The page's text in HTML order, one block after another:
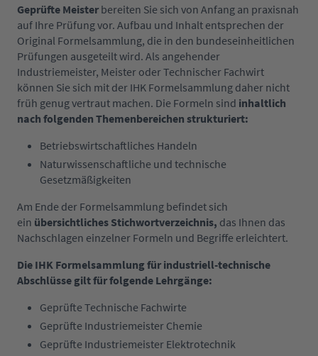
Geprüfte Meister bereiten Sie sich von Anfang an praxisnah
auf Ihre Prüfung vor. Aufbau und Inhalt entsprechen der
Original Formelsammlung, die in den bundeseinheitlichen
Prüfungen ausgeteilt wird. Als angehender
Industriemeister, Meister oder Technischer Fachwirt
können Sie sich mit der IHK Formelsammlung daher nicht
früh genug vertraut machen. Die Formeln sind inhaltlich
nach folgenden Themenbereichen strukturiert:
Betriebswirtschaftliches Handeln
Naturwissenschaftliche und technische
Gesetzmäßigkeiten
Am Ende der Formelsammlung befindet sich
ein übersichtliches Stichwortverzeichnis, das Ihnen das
Nachschlagen einzelner Formeln und Begriffe erleichtert.
Die IHK Formelsammlung für industriell-technische
Abschlüsse gilt für folgende Lehrgänge:
Geprüfte Technische Fachwirte
Geprüfte Industriemeister Chemie
Geprüfte Industriemeister Elektrotechnik